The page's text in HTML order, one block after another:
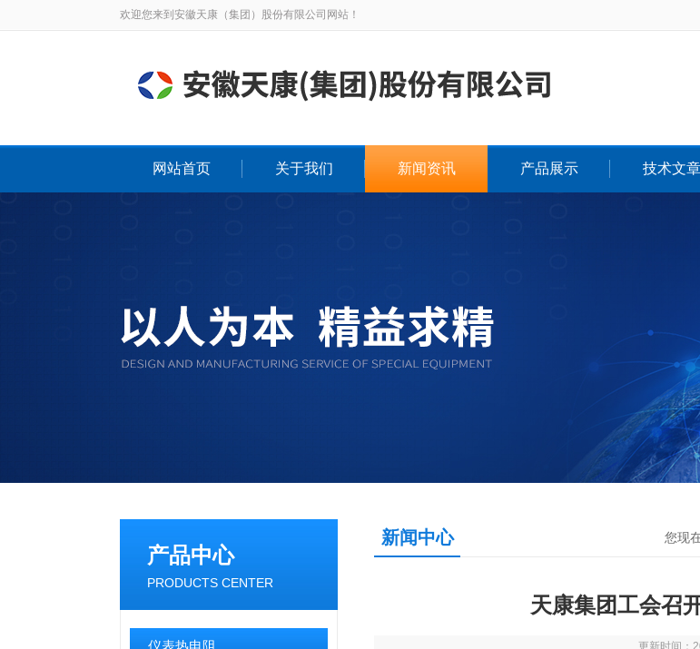
欢迎您来到安徽天康（集团）股份有限公司网站！
网站首页 关于我们 新闻资讯 产品展示 技术文章
产品中心
PRODUCTS CENTER
仪表热电阻
新闻中心 您现
天康集团工会召
更新时间：